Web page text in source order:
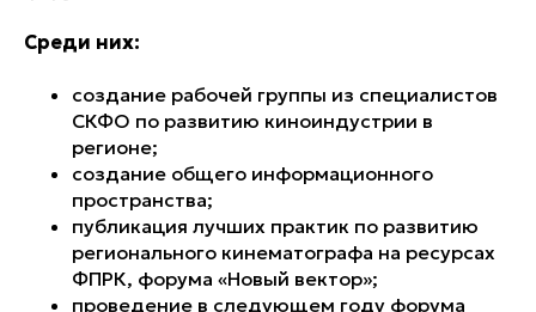
Среди них:
создание рабочей группы из специалистов
СКФО по развитию киноиндустрии в
регионе;
создание общего информационного
пространства;
публикация лучших практик по развитию
регионального кинематографа на ресурсах
ФПРК, форума «Новый вектор»;
проведение в следующем году форума